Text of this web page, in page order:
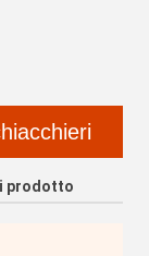
prodotto